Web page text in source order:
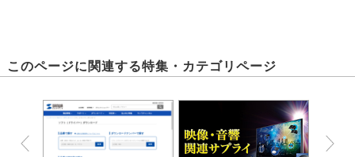
このページに関連する特集・カテゴリページ